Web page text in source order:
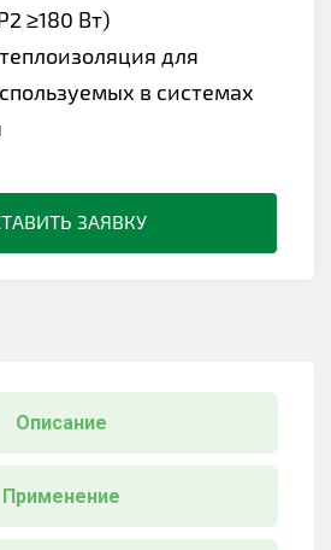
≥180 Вт)
для
в системах
ЗАЯВКУ
Описание
Применение